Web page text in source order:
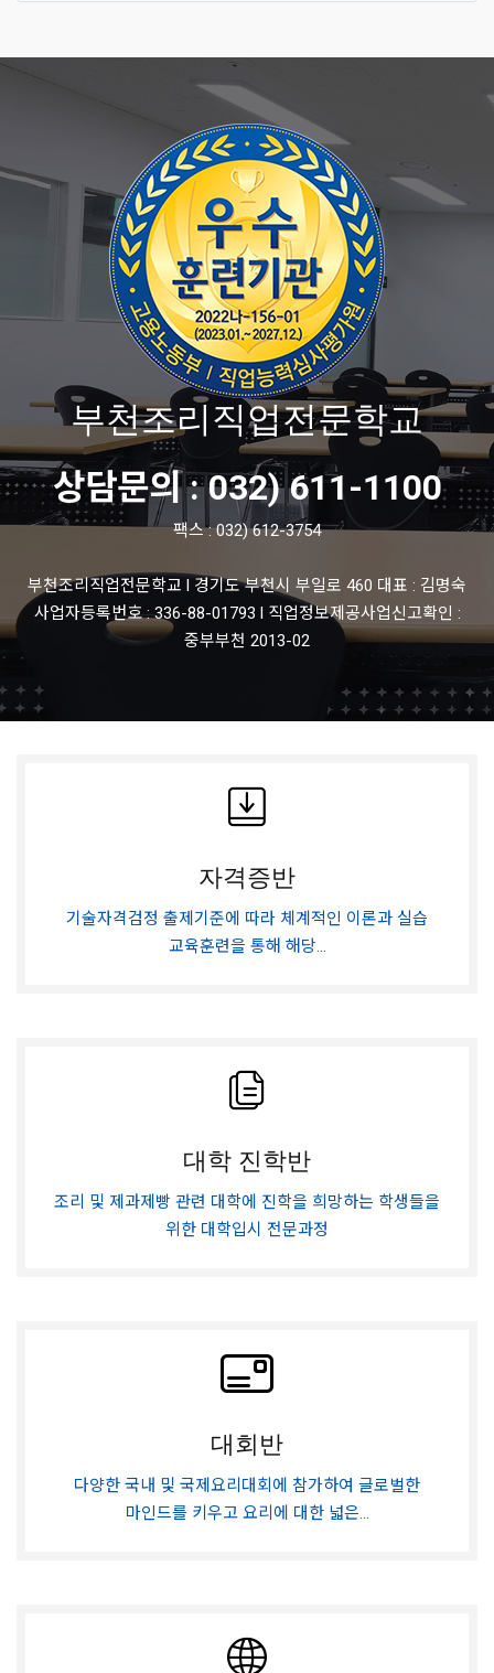
부천조리직업전문학교
상담문의 : 032) 611-1100
팩스 : 032) 612-3754
부천조리직업전문학교 l 경기도 부천시 부일로 460 대표 : 김명숙
사업자등록번호 : 336-88-01793 l 직업정보제공사업신고확인 :
중부부천 2013-02
자격증반
기술자격검정 출제기준에 따라 체계적인 이론과 실습
교육훈련을 통해 해당...
대학 진학반
조리 및 제과제빵 관련 대학에 진학을 희망하는 학생들을
위한 대학입시 전문과정
대회반
다양한 국내 및 국제요리대회에 참가하여 글로벌한
마인드를 키우고 요리에 대한 넓은...